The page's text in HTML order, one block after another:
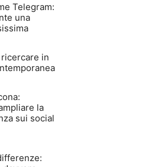
Telegram:
una
in
la
sui social